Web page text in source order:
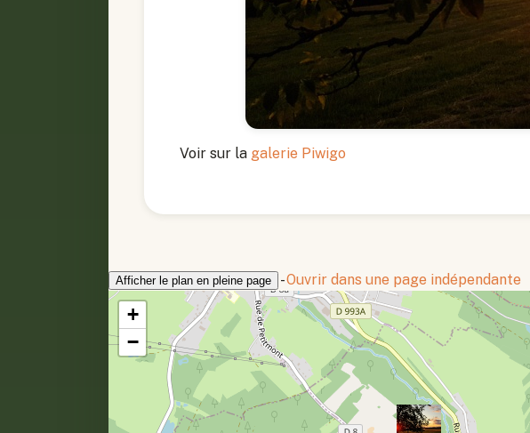
Voir sur la galerie Piwigo
Afficher le plan en pleine page -Ouvrir dans une page indépendante